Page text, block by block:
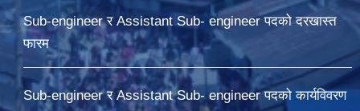
Sub-engineer र Assistant Sub- engineer पदको दरखास्त
फारम
Sub-engineer र Assistant Sub- engineer पदको कार्यविवरण